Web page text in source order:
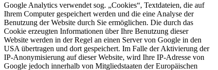
Google Analytics verwendet sog. „Cookies“, Textdateien, die auf
Ihrem Computer gespeichert werden und die eine Analyse der
Benutzung der Website durch Sie ermöglichen. Die durch das
Cookie erzeugten Informationen über Ihre Benutzung dieser
Website werden in der Regel an einen Server von Google in den
USA übertragen und dort gespeichert. Im Falle der Aktivierung der
IP-Anonymisierung auf dieser Website, wird Ihre IP-Adresse von
Google jedoch innerhalb von Mitgliedstaaten der Europäischen